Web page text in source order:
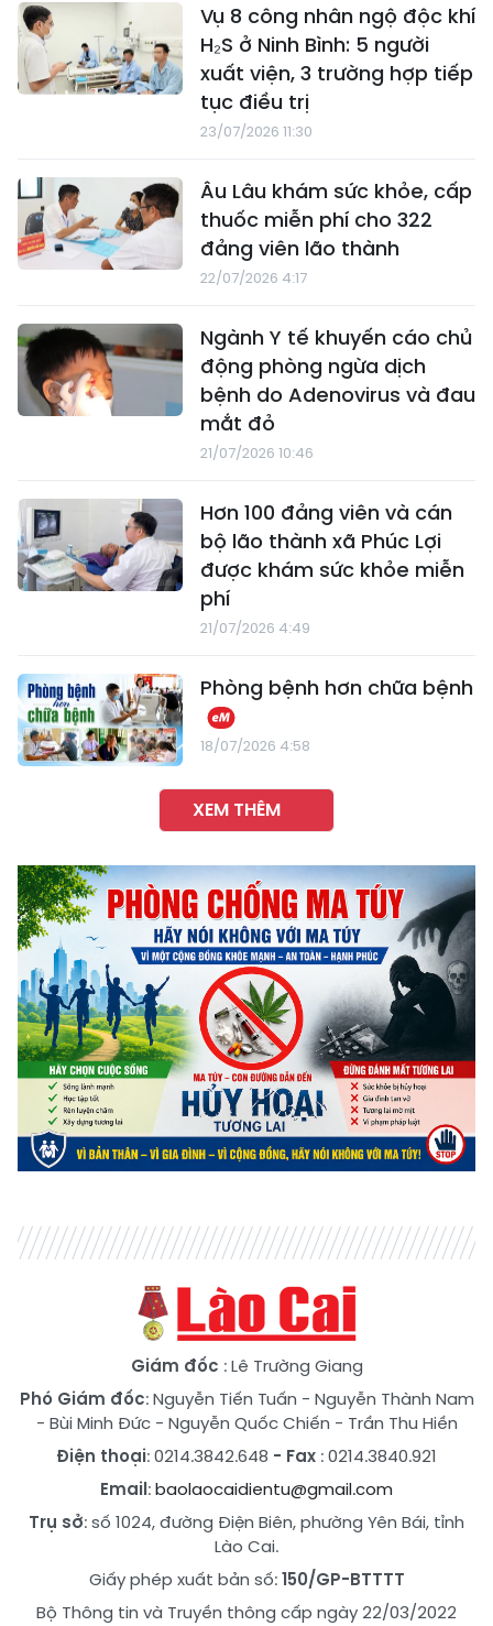
Vụ 8 công nhân ngộ độc khí
H₂S ở Ninh Bình: 5 người
xuất viện, 3 trường hợp tiếp
tục điều trị
23/07/2026 11:30
Âu Lâu khám sức khỏe, cấp
thuốc miễn phí cho 322
đảng viên lão thành
22/07/2026 4:17
Ngành Y tế khuyến cáo chủ
động phòng ngừa dịch
bệnh do Adenovirus và đau
mắt đỏ
21/07/2026 10:46
Hơn 100 đảng viên và cán
bộ lão thành xã Phúc Lợi
được khám sức khỏe miễn
phí
21/07/2026 4:49
Phòng bệnh hơn chữa bệnh
18/07/2026 4:58
XEM THÊM
Giám đốc : Lê Trường Giang
Phó Giám đốc:Nguyễn Tiến Tuấn - Nguyễn Thành Nam
- Bùi Minh Đức- Nguyễn Quốc Chiến - Trần Thu Hiền
Điện thoại: 0214.3842.648 - Fax : 0214.3840.921
Email:baolaocaidientu@gmail.com
Trụ sở: số 1024, đường Điện Biên, phường Yên Bái, tỉnh
Lào Cai.
Giấy phép xuất bản số:150/GP-BTTTT
Bộ Thông tin và Truyền thông cấp ngày 22/03/2022